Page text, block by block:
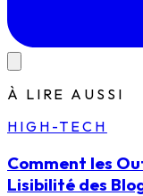
À LIRE AUSSI
HIGH-TECH
Comment les
Lisibilité des